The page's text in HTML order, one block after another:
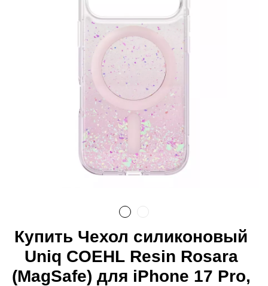
Купить Чехол силиконовый
Uniq COEHL Resin Rosara
(MagSafe) для iPhone 17 Pro,